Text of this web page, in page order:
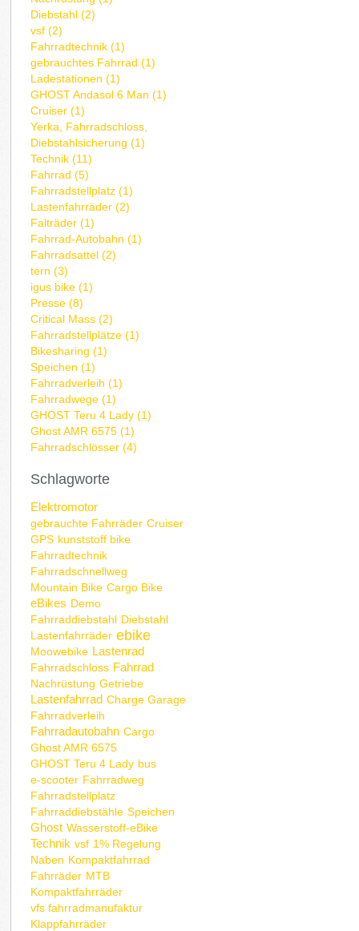
Diebstahl (2)
vsf (2)
Fahrradtechnik (1)
gebrauchtes Fahrrad (1)
Ladestationen (1)
GHOST Andasol 6 Man (1)
Cruiser (1)
Yerka, Fahrradschloss,
Diebstahlsicherung (1)
Technik (11)
Fahrrad (5)
Fahrradstellplatz (1)
Lastenfahrräder (2)
Falträder (1)
Fahrrad-Autobahn (1)
Fahrradsattel (2)
tern (3)
igus bike (1)
Presse (8)
Critical Mass (2)
Fahrradstellplätze (1)
Bikesharing (1)
Speichen (1)
Fahrradverleih (1)
Fahrradwege (1)
GHOST Teru 4 Lady (1)
Ghost AMR 6575 (1)
Fahrradschlösser (4)
Schlagworte
Elektromotor
gebrauchte Fahrräder Cruiser
GPS kunststoff bike
Fahrradtechnik
Fahrradschnellweg
Mountain Bike Cargo Bike
eBikes Demo
Fahrraddiebstahl Diebstahl
Lastenfahrräder ebike
Moowebike Lastenrad
Fahrradschloss Fahrrad
Nachrüstung Getriebe
Lastenfahrrad Charge Garage
Fahrradverleih
Fahrradautobahn Cargo
Ghost AMR 6575
GHOST Teru 4 Lady bus
e-scooter Fahrradweg
Fahrradstellplatz
Fahrraddiebstähle Speichen
Ghost Wasserstoff-eBike
Technik vsf 1% Regelung
Naben Kompaktfahrrad
Fahrräder MTB
Kompaktfahrräder
vfs fahrradmanufaktur
Klappfahrräder